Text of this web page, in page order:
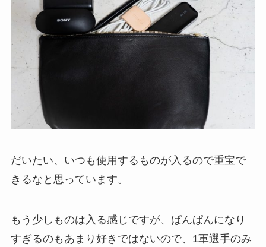
だいたい、いつも使用するものが入るので重宝で
きるなと思っています。
もう少しものは入る感じですが、ぱんぱんになり
すぎるのもあまり好きではないので、1軍選手のみ